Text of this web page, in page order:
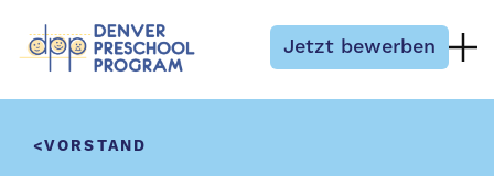
Jetzt bewerben
VORSTAND